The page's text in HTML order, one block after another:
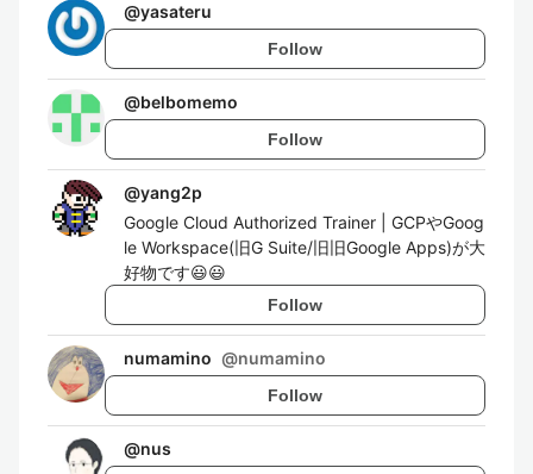
@yasateru
Follow
@belbomemo
Follow
@yang2p
Google Cloud Authorized Trainer | GCPやGoog
le Workspace(旧G Suite/旧旧Google Apps)が大
好物です😃😃
Follow
numamino @numamino
Follow
@nus